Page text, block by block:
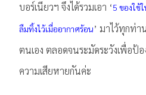
บอร์เนียวฯ จึงได้รวมเอา ‘5 ของใช้
ลืมทิ้งไว้เมื่ออากาศร้อน’ มาไว้ทุกท่า
ตนเอง ตลอดจนระมัดระวังเพื่อป้อ
ความเสียหายกันค่ะ